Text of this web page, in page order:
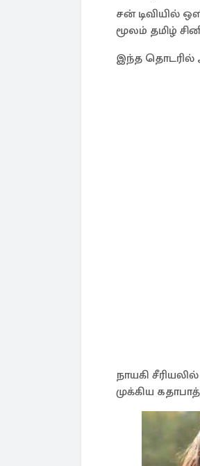
சன் டிவியில்
மூலம் தமிழ்
இந்த தொடரில்
நாயகி
முக்கிய